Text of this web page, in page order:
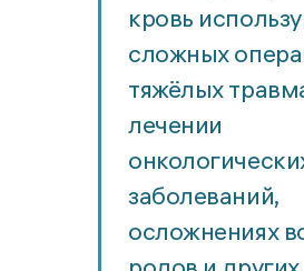
кровь
сложных
тяжёлых
лечении
заболеваний,
осложнениях